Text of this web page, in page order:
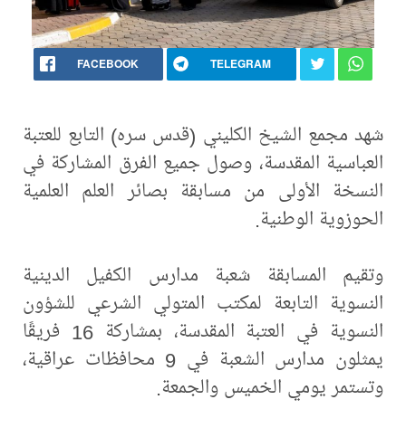
FACEBOOK TELEGRAM
شهد مجمع الشيخ الكليني (قدس سره) التابع للعتبة
العباسية المقدسة، وصول جميع الفرق المشاركة في
النسخة الأولى من مسابقة بصائر العلم العلمية
الحوزوية الوطنية.
وتقيم المسابقة شعبة مدارس الكفيل الدينية
النسوية التابعة لمكتب المتولي الشرعي للشؤون
النسوية في العتبة المقدسة، بمشاركة 16 فريقًا
يمثلون مدارس الشعبة في 9 محافظات عراقية،
وتستمر يومي الخميس والجمعة.